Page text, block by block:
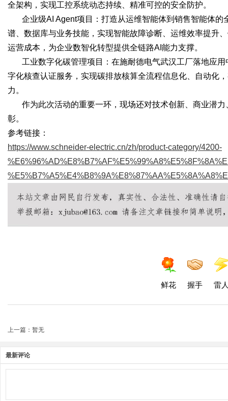
全架构，实现工控系统动态持续、精准可控的安全防护。
企业级AI Agent项目：打造从运维智能体到销售智能体
谱、数据库与业务技能，实现智能故障诊断、运维效率提升
运营成本，为企业数智化转型提供全链路AI能力支撑。
工业数字化碳管理项目：在施耐德电气武汉工厂落地应
字化核查认证服务，实现碳排放核算全流程信息化、自动化
力。
作为此次活动的重要一环，现场还对技术创新、商业潜
彰。
参考链接：
https://www.schneider-electric.cn/zh/product-category/4200-
鲜花 握手 雷
上一篇：暂无
最新评论